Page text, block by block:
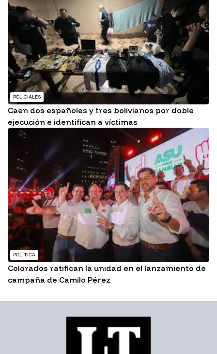
POLICIALES
Caen dos españoles y tres bolivianos por doble
ejecución e identifican a víctimas
POLÍTICA
Colorados ratifican la unidad en el lanzamiento de
campaña de Camilo Pérez